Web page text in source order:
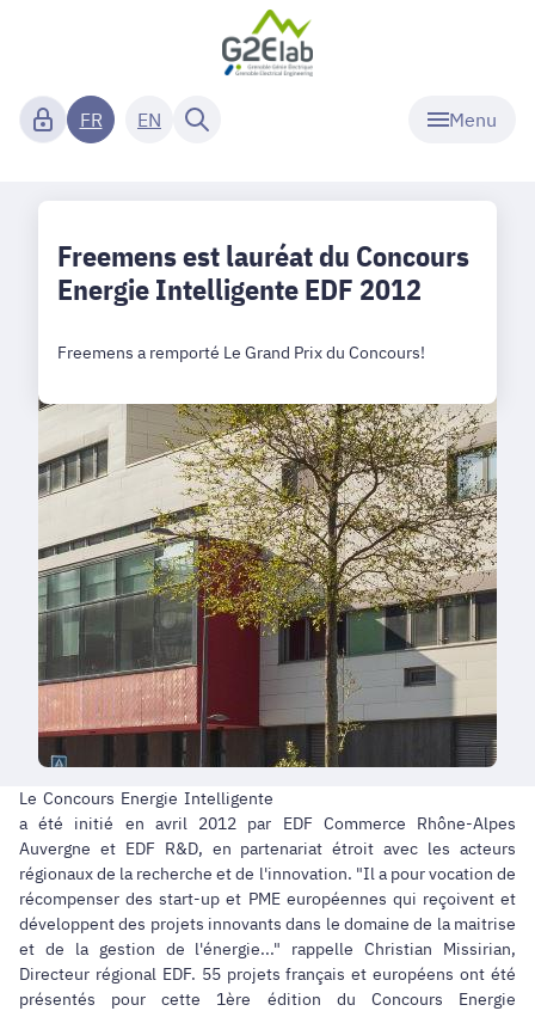
Menu
FR EN
Freemens est lauréat du Concours
Energie Intelligente EDF 2012
Freemens a remporté Le Grand Prix du Concours!
Le Concours Energie Intelligente
a été initié en avril 2012 par EDF Commerce Rhône-Alpes
Auvergne et EDF R&D, en partenariat étroit avec les acteurs
régionaux de la recherche et de l'innovation. "Il a pour vocation de
récompenser des start-up et PME européennes qui reçoivent et
développent des projets innovants dans le domaine de la maitrise
et de la gestion de l'énergie..." rappelle Christian Missirian,
Directeur régional EDF. 55 projets français et européens ont été
présentés pour cette 1ère édition du Concours Energie